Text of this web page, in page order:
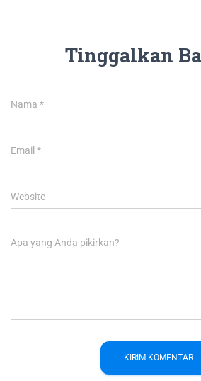
Tinggalkan
Nama *
Email *
Website
Apa yang Anda pikirkan?